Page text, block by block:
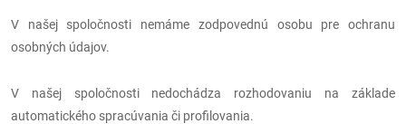
V našej spoločnosti nemáme zodpovednú osobu pre ochranu
osobných údajov.
V našej spoločnosti nedochádza rozhodovaniu na základe
automatického spracúvania či profilovania.